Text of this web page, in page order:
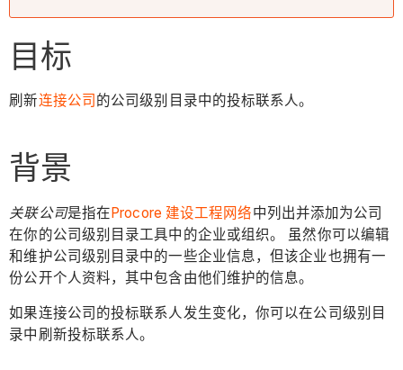
目标
刷新连接公司 的公司级别目录中的投标联系人。
背景
关联公司是指在Procore 建设工程网络中列出并添加为公司
在你的公司级别目录工具中的企业或组织。 虽然你可以编辑
和维护公司级别目录中的一些企业信息，但该企业也拥有一
份公开个人资料，其中包含由他们维护的信息。
如果连接公司的投标联系人发生变化，你可以在公司级别目
录中刷新投标联系人。